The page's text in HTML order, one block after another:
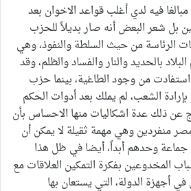
فيه لدي أغلب قواعد الاخوان بعد
بل شعر البعض أنه صار بديلاً للحزب
الرئاسة من حيث السلطة والنفوذ، وهي
بالحديد والنار والفساد والظلم، وقد
من وجود الطاغية، بينما حزب
بإرادة الشعب، لم يملك بعد أدوات الحكم
عن ذلك عدة اشكاليات منها الاحساس بأن
منفردين وهي مهمة ثقيلة لا يمكن أن
وحدهم أبداً، أيضا في ظل هذا
المخدوعين بفكرة التمكين العلاقات مع
أجهزة الدولة، التي يستعان بها